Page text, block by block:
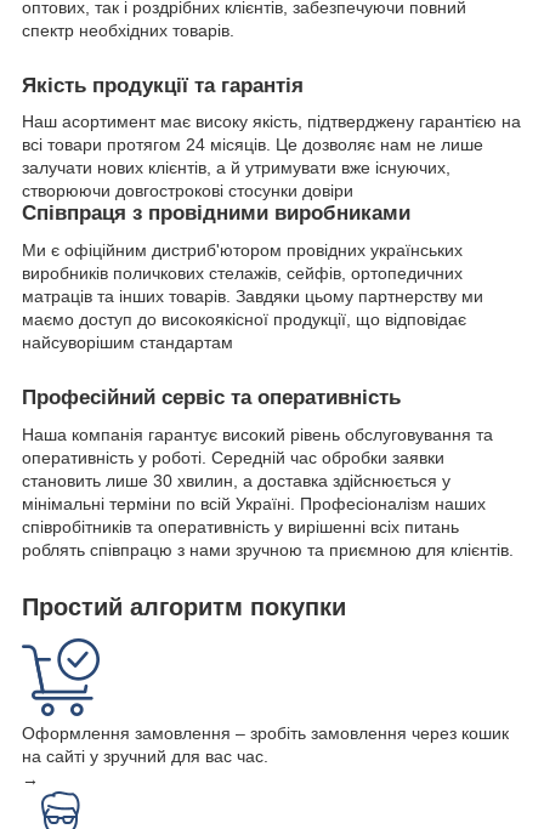
оптових, так і роздрібних клієнтів, забезпечуючи повний
спектр необхідних товарів.
Якість продукції та гарантія
Наш асортимент має високу якість, підтверджену гарантією на
всі товари протягом 24 місяців. Це дозволяє нам не лише
залучати нових клієнтів, а й утримувати вже існуючих,
створюючи довгострокові стосунки довіри
Співпраця з провідними виробниками
Ми є офіційним дистриб'ютором провідних українських
виробників поличкових стелажів, сейфів, ортопедичних
матраців та інших товарів. Завдяки цьому партнерству ми
маємо доступ до високоякісної продукції, що відповідає
найсуворішим стандартам
Професійний сервіс та оперативність
Наша компанія гарантує високий рівень обслуговування та
оперативність у роботі. Середній час обробки заявки
становить лише 30 хвилин, а доставка здійснюється у
мінімальні терміни по всій Україні. Професіоналізм наших
співробітників та оперативність у вирішенні всіх питань
роблять співпрацю з нами зручною та приємною для клієнтів.
Простий алгоритм покупки
Оформлення замовлення – зробіть замовлення через кошик
на сайті у зручний для вас час.
→